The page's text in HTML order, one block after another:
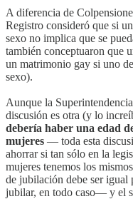
A diferencia de
Registro consideró que si
sexo no implica que se
también conceptuaron que
un matrimonio gay si uno
sexo).
Aunque la
discusión es otra (y lo
debería haber una edad
mujeres — toda esta
ahorrar si tan sólo en la
mujeres tenemos los
de jubilación debe ser igual
jubilar, en todo caso— y el